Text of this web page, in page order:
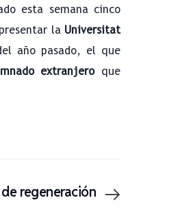
esta semana cinco
la Universitat
año pasado, el que
extranjeroque
regeneración